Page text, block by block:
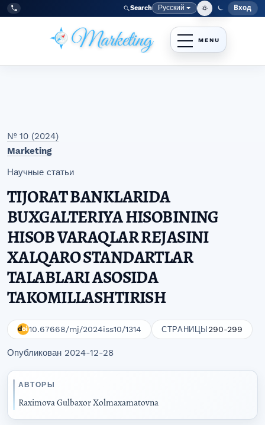
Перейти к главному меню навигации
Перейти к основному контенту
Перейти к нижнему колонтитулу сайта
Tel:
+998977838464 Search Язык
Русский Меню
Вход
№ 10 (2024)
Marketing
Научные статьи
TIJORAT BANKLARIDA
BUXGALTERIYA HISOBINING
HISOB VARAQLAR REJASINI
XALQARO STANDARTLAR
TALABLARI ASOSIDA
TAKOMILLASHTIRISH
10.67668/mj/2024iss10/1314 СТРАНИЦЫ290-299
Опубликован 2024-12-28
АВТОРЫ
Raximova Gulbaxor Xolmaxamatovna